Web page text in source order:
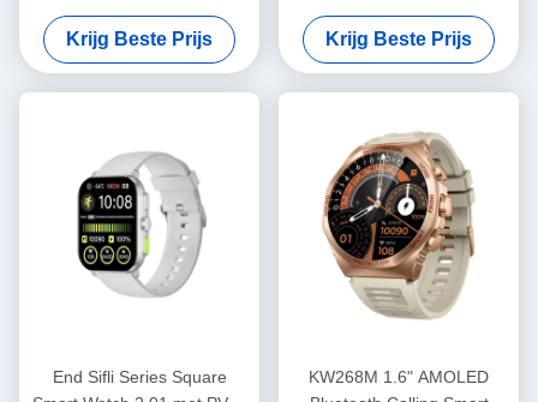
Smart Watch PVD Metalen
frame
Krijg Beste Prijs
Multifunctionele BT Belmodel
Krijg Beste Prijs
End Sifli Series Square
KW268M 1.6" AMOLED